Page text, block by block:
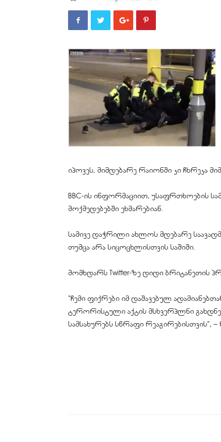
იპოვეს, მიმდებარე რაიონში კი ჩხრეკა
BBC-ის ინფორმაციით, უსაფრთხოების
მოქმედებებში ეხმარებიან.
სამივე დაჭრილი ახლოს მდებარე
თუმცა არა სიცოცხლისთვის საშიში.
მომხდარს Twitter-ზე დიდი ბრიტანეთის
“ჩემი ფიქრები იმ დაშავებულ
ტერორისტული აქტის მსხვერპლნი
სამსახურებს სწრაფი რეაგირებისთვის”, –